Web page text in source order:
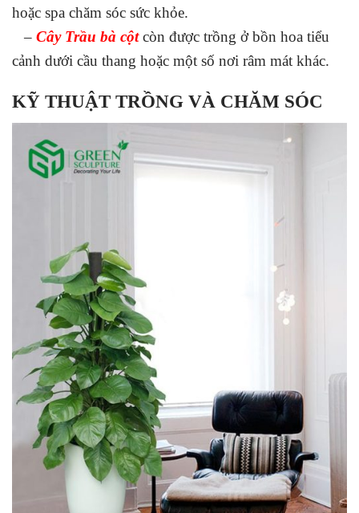
hoặc spa chăm sóc sức khỏe.
– Cây Trầu bà cột còn được trồng ở bồn hoa tiểu
cảnh dưới cầu thang hoặc một số nơi râm mát khác.
KỸ THUẬT TRỒNG VÀ CHĂM SÓC